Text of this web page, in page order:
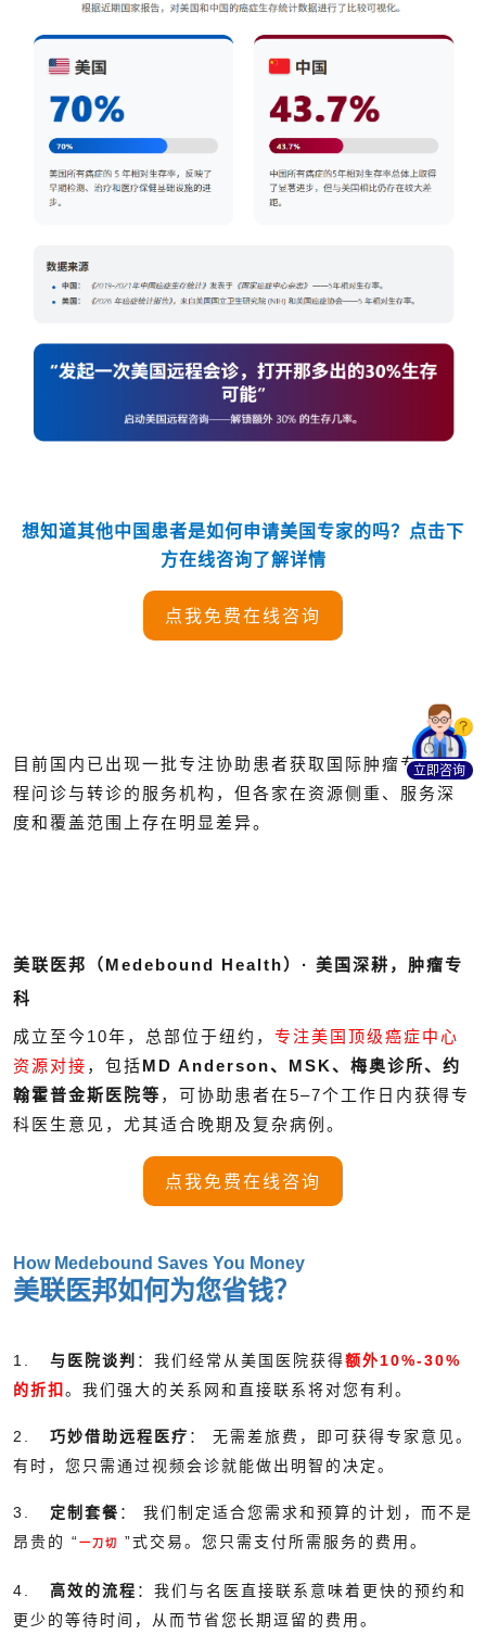
想知道其他中国患者是如何申请美国专家的吗？点击下
方在线咨询了解详情
点我免费在线咨询
目前国内已出现一批专注协助患者获取国际肿瘤专家远
程问诊与转诊的服务机构，但各家在资源侧重、服务深
度和覆盖范围上存在明显差异。
美联医邦（Medebound Health）· 美国深耕，肿瘤专
科
成立至今10年，总部位于纽约， 专注美国顶级癌症中心
资源对接 ，包括MD Anderson、MSK、梅奥诊所、约
翰霍普金斯医院等 ，可协助患者在5–7个工作日内获得专
科医生意见，尤其适合晚期及复杂病例。
点我免费在线咨询
How Medebound Saves You Money
美联医邦如何为您省钱？
1. 与医院谈判 ：我们经常从美国医院获得额外10%-30%
的折扣 。我们强大的关系网和直接联系将对您有利。
2. 巧妙借助远程医疗 ： 无需差旅费，即可获得专家意见。
有时，您只需通过视频会诊就能做出明智的决定。
3. 定制套餐 ： 我们制定适合您需求和预算的计划，而不是
昂贵的 “一刀切 ”式交易。您只需支付所需服务的费用。
4. 高效的流程 ：我们与名医直接联系意味着更快的预约和
更少的等待时间，从而节省您长期逗留的费用。
立即咨询